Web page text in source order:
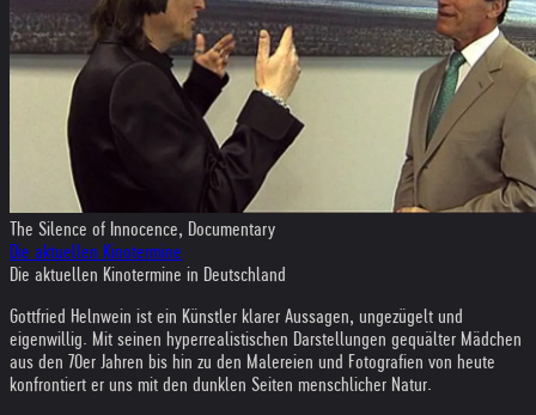
The Silence of Innocence, Documentary
Die aktuellen Kinotermine
Die aktuellen Kinotermine in Deutschland
Gottfried Helnwein ist ein Künstler klarer Aussagen, ungezügelt und
eigenwillig. Mit seinen hyperrealistischen Darstellungen gequälter Mädchen
aus den 70er Jahren bis hin zu den Malereien und Fotografien von heute
konfrontiert er uns mit den dunklen Seiten menschlicher Natur.